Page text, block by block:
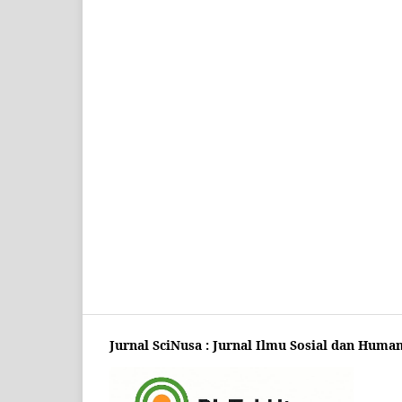
Jurnal SciNusa : Jurnal Ilmu Sosial dan